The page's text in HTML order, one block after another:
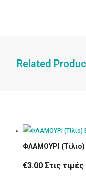
Related
ΦΛΑΜΟΥΡΙ (Τίλιο)
€3.00 Στις